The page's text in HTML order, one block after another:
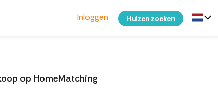
Inloggen Huizen zoeken
op HomeMatching